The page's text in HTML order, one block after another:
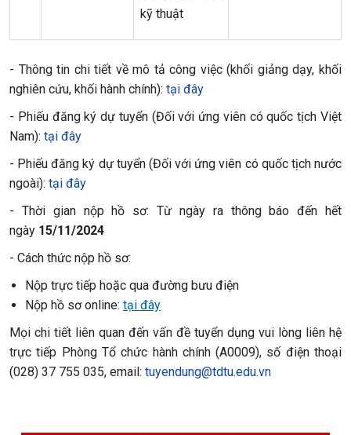
kỹ thuật
- Thông tin chi tiết về mô tả công việc (khối giảng dạy, khối
nghiên cứu, khối hành chính): tại đây
- Phiếu đăng ký dự tuyển (Đối với ứng viên có quốc tịch Việt
Nam): tại đây
- Phiếu đăng ký dự tuyển (Đối với ứng viên có quốc tịch nước
ngoài): tại đây
- Thời gian nộp hồ sơ: Từ ngày ra thông báo đến hết
ngày 15/11/2024
- Cách thức nộp hồ sơ:
Nộp trực tiếp hoặc qua đường bưu điện
Nộp hồ sơ online: tại đây
Mọi chi tiết liên quan đến vấn đề tuyển dụng vui lòng liên hệ
trực tiếp Phòng Tổ chức hành chính (A0009), số điện thoại
(028) 37 755 035, email: tuyendung@tdtu.edu.vn